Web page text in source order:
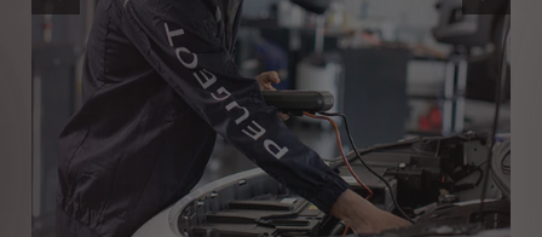
PRÉCÉDENT SUIVANT